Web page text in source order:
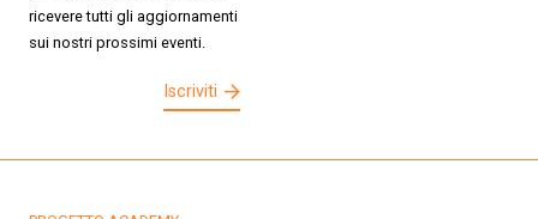
ricevere tutti gli aggiornamenti
sui nostri prossimi eventi.
Iscriviti